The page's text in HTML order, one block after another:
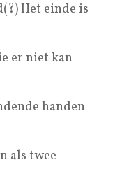
Het einde is
er niet kan
handen
als twee